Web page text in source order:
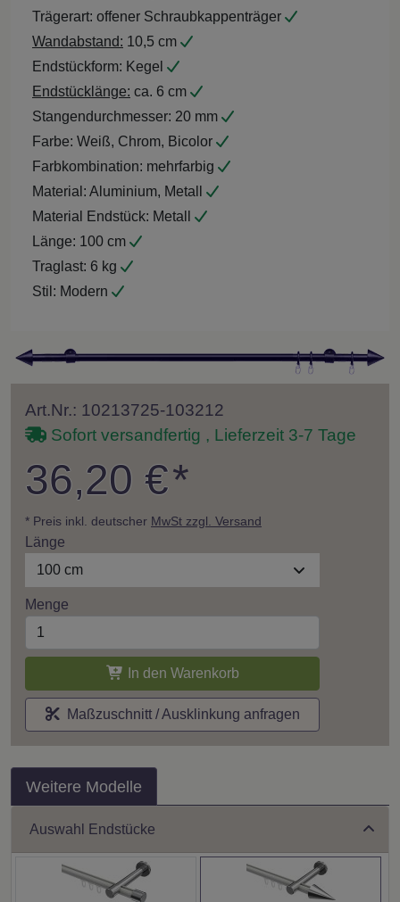
Trägerart: offener Schraubkappenträger
Wandabstand: 10,5 cm
Endstückform: Kegel
Endstücklänge: ca. 6 cm
Stangendurchmesser: 20 mm
Farbe: Weiß, Chrom, Bicolor
Farbkombination: mehrfarbig
Material: Aluminium, Metall
Material Endstück: Metall
Länge: 100 cm
Traglast: 6 kg
Stil: Modern
Art.Nr.: 10213725-103212
Sofort versandfertig , Lieferzeit 3-7 Tage
36,20 €*
* Preis inkl. deutscher MwSt zzgl. Versand
Länge
100 cm
Menge
In den Warenkorb
Maßzuschnitt / Ausklinkung anfragen
Weitere Modelle
Auswahl Endstücke